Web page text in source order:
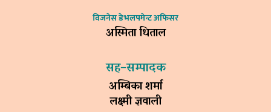
विजनेस डेभलपमेन्ट अफिसर
अस्मिता धिताल
सह–सम्पादक
अम्बिका शर्मा
लक्ष्मी ज्ञवाली